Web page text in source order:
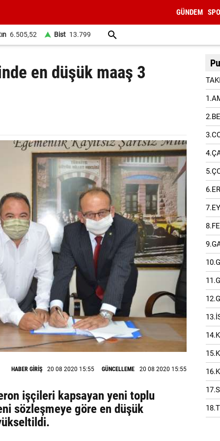
GÜNDEM
6.505,52 Bist 13.799
en düşük maaş 3
HABER GİRİŞ 20 08 2020 15:55 GÜNCELLEME 20 08 2020 15:55
işçileri kapsayan yeni toplu
sözleşmeye göre en düşük